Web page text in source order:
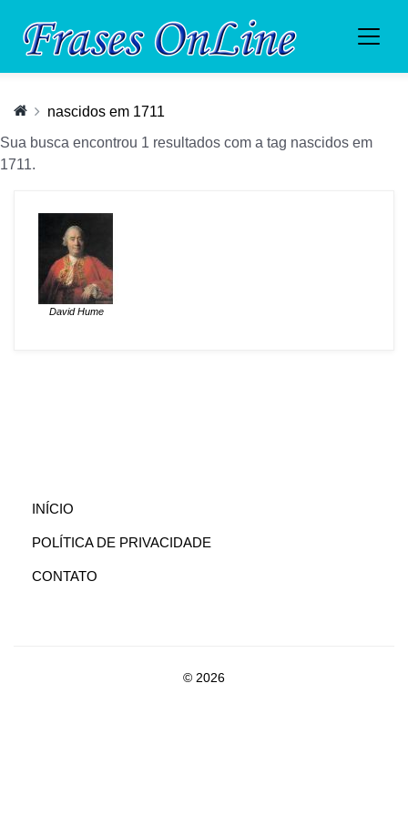
nascidos em 1711
Sua busca encontrou 1 resultados com a tag nascidos em
1711.
David Hume
INÍCIO
POLÍTICA DE PRIVACIDADE
CONTATO
© 2026